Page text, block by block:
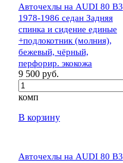
Авточехлы на AUDI 80 В3
1978-1986 седан Задняя
спинка и сидение единые
+подлокотник (молния),
бежевый, чёрный,
перфорир. экокожа
9 500 руб.
комп
В корзину
Авточехлы на AUDI 80 В3